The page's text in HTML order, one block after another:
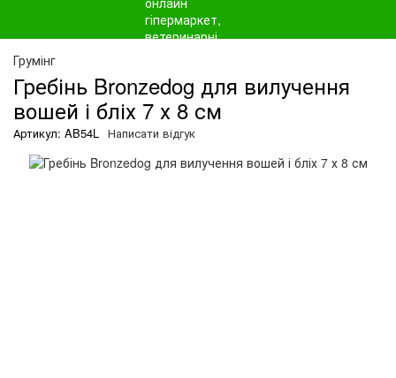
Грумінг
Гребінь Bronzedog для вилучення
вошей і бліх 7 х 8 см
Артикул: AB54L Написати відгук